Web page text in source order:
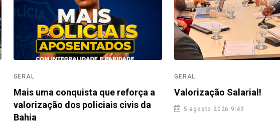
GERAL
Mais uma conquista que reforça a
valorização dos policiais civis da
Bahia
GERAL
Valorização Salarial!
5 agosto 2026 9:43